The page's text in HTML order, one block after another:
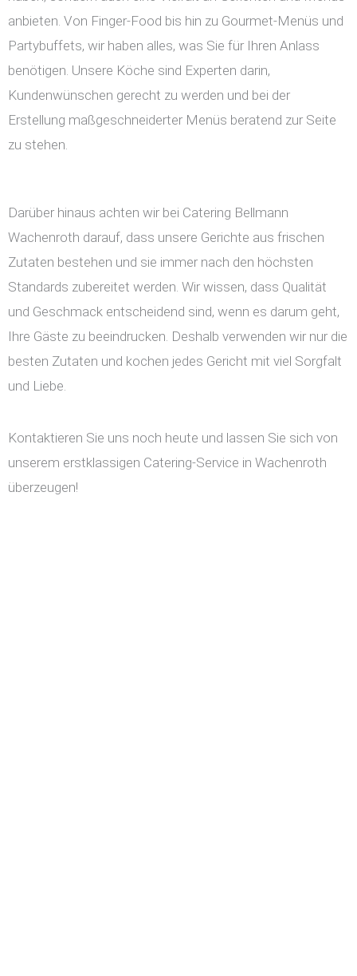
anbieten. Von Finger-Food bis hin zu Gourmet-Menüs und
Partybuffets, wir haben alles, was Sie für Ihren Anlass
benötigen. Unsere Köche sind Experten darin,
Kundenwünschen gerecht zu werden und bei der
Erstellung maßgeschneiderter Menüs beratend zur Seite
zu stehen.
Darüber hinaus achten wir bei Catering Bellmann
Wachenroth darauf, dass unsere Gerichte aus frischen
Zutaten bestehen und sie immer nach den höchsten
Standards zubereitet werden. Wir wissen, dass Qualität
und Geschmack entscheidend sind, wenn es darum geht,
Ihre Gäste zu beeindrucken. Deshalb verwenden wir nur die
besten Zutaten und kochen jedes Gericht mit viel Sorgfalt
und Liebe.
Kontaktieren Sie uns noch heute und lassen Sie sich von
unserem erstklassigen Catering-Service in Wachenroth
überzeugen!